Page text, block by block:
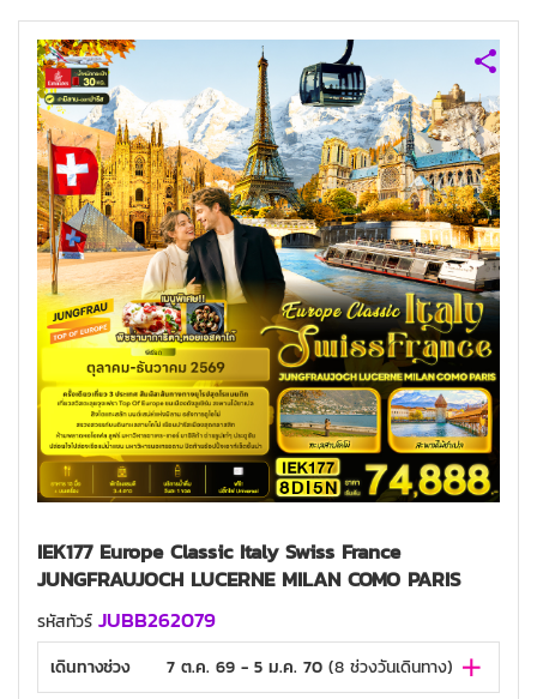
IEK177 Europe Classic Italy Swiss France
JUNGFRAUJOCH LUCERNE MILAN COMO PARIS
รหัสทัวร์ JUBB262079
เดินทางช่วง 7 ต.ค. 69 - 5 ม.ค. 70 (8 ช่วงวันเดินทาง)